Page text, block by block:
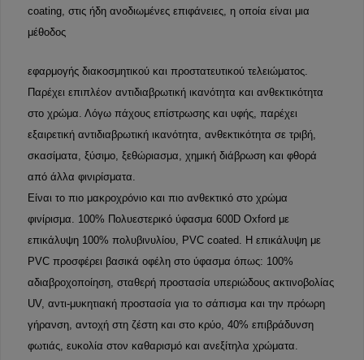
coating, στις ήδη ανοδιωμένες επιφάνειες, η οποία είναι μια
μέθοδος
εφαρμογής διακοσμητικού και προστατευτικού τελειώματος.
Παρέχει επιπλέον αντιδιαβρωτική ικανότητα και ανθεκτικότητα
στο χρώμα. Λόγω πάχους επίστρωσης και υφής, παρέχει
εξαιρετική αντιδιαβρωτική ικανότητα, ανθεκτικότητα σε τριβή,
σκασίματα, ξύσιμο, ξεθώριασμα, χημική διάβρωση και φθορά
από άλλα φινιρίσματα.
Είναι το πιο μακροχρόνιο και πιο ανθεκτικό στο χρώμα
φινίρισμα. 100% Πολυεστερικό ύφασμα 600D Oxford με
επικάλυψη 100% πολυβινυλίου, PVC coated. Η επικάλυψη με
PVC προσφέρει βασικά οφέλη στο ύφασμα όπως: 100%
αδιαβροχοποίηση, σταθερή προστασία υπεριώδους ακτινοβολίας
UV, αντι-μυκητιακή προστασία για το σάπισμα και την πρόωρη
γήρανση, αντοχή στη ζέστη και στο κρύο, 40% επιβράδυνση
φωτιάς, ευκολία στον καθαρισμό και ανεξίτηλα χρώματα.